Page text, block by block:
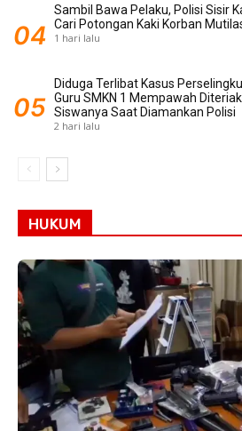
Sambil Bawa Pelaku, Polisi Sisir
Cari Potongan Kaki Korban
1 hari lalu
Diduga Terlibat Kasus
Guru SMKN 1 Mempawah
Siswanya Saat Diamankan Polisi
2 hari lalu
HUKUM